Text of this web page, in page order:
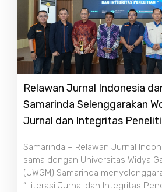
Relawan Jurnal Indonesia
Samarinda Selenggarakan
Jurnal dan Integritas
Samarinda – Relawan Jurnal
sama dengan Universitas Widya
(UWGM) Samarinda
“Literasi Jurnal dan Integritas